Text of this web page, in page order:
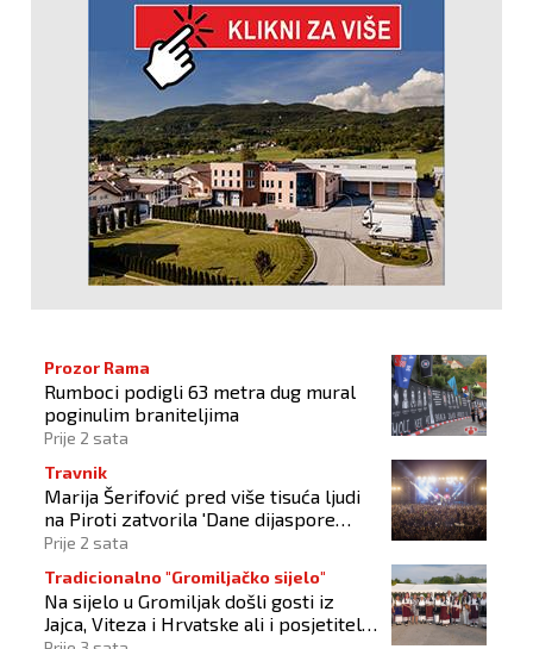
Prozor Rama
Rumboci podigli 63 metra dug mural
poginulim braniteljima
Prije 2 sata
Travnik
Marija Šerifović pred više tisuća ljudi
na Piroti zatvorila 'Dane dijaspore
2026'
Prije 2 sata
Tradicionalno "Gromiljačko sijelo"
Na sijelo u Gromiljak došli gosti iz
Jajca, Viteza i Hrvatske ali i posjetitelji